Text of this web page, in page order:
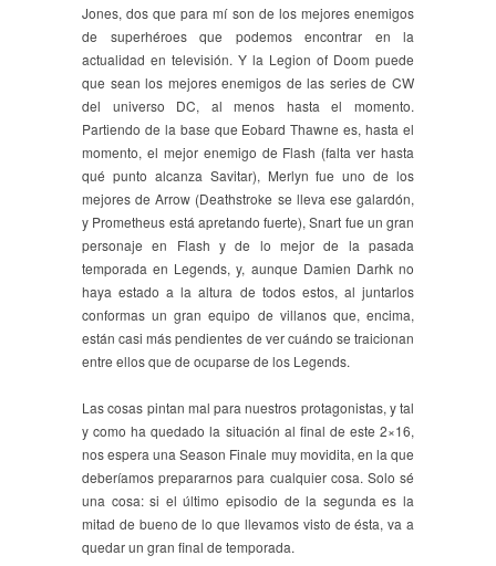
Jones, dos que para mí son de los mejores enemigos
de superhéroes que podemos encontrar en la
actualidad en televisión. Y la Legion of Doom puede
que sean los mejores enemigos de las series de CW
del universo DC, al menos hasta el momento.
Partiendo de la base que Eobard Thawne es, hasta el
momento, el mejor enemigo de Flash (falta ver hasta
qué punto alcanza Savitar), Merlyn fue uno de los
mejores de Arrow (Deathstroke se lleva ese galardón,
y Prometheus está apretando fuerte), Snart fue un gran
personaje en Flash y de lo mejor de la pasada
temporada en Legends, y, aunque Damien Darhk no
haya estado a la altura de todos estos, al juntarlos
conformas un gran equipo de villanos que, encima,
están casi más pendientes de ver cuándo se traicionan
entre ellos que de ocuparse de los Legends.
Las cosas pintan mal para nuestros protagonistas, y tal
y como ha quedado la situación al final de este 2×16,
nos espera una Season Finale muy movidita, en la que
deberíamos prepararnos para cualquier cosa. Solo sé
una cosa: si el último episodio de la segunda es la
mitad de bueno de lo que llevamos visto de ésta, va a
quedar un gran final de temporada.